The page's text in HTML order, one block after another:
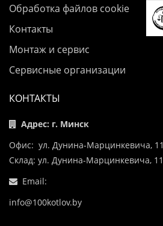
Обработка файлов cookie
Контакты
Монтаж и сервис
Сервисные организации
КОНТАКТЫ
Адрес: г. Минск
Офис: ул. Дунина-Марцинкевича, 11
Склад: ул. Дунина-Марцинкевича, 11
Email:
info@100kotlov.by